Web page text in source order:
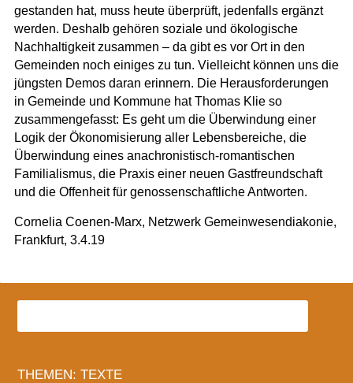
gestanden hat, muss heute überprüft, jedenfalls ergänzt
werden. Deshalb gehören soziale und ökologische
Nachhaltigkeit zusammen – da gibt es vor Ort in den
Gemeinden noch einiges zu tun. Vielleicht können uns die
jüngsten Demos daran erinnern. Die Herausforderungen
in Gemeinde und Kommune hat Thomas Klie so
zusammengefasst: Es geht um die Überwindung einer
Logik der Ökonomisierung aller Lebensbereiche, die
Überwindung eines anachronistisch-romantischen
Familialismus, die Praxis einer neuen Gastfreundschaft
und die Offenheit für genossenschaftliche Antworten.
Cornelia Coenen-Marx, Netzwerk Gemeinwesendiakonie,
Frankfurt, 3.4.19
THEMEN: TEXTE